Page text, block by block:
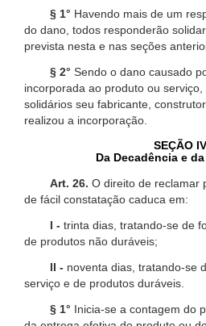
§ 1° Havendo mais de um
do dano, todos responderão
prevista nesta e nas seções
§ 2° Sendo o dano causado
incorporada ao produto ou
solidários seu fabricante,
realizou a incorporação.
SEÇÃO IV
Da Decadência e
Art. 26. O direito de reclamar
de fácil constatação caduca em:
I - trinta dias, tratando-se de
de produtos não duráveis;
II - noventa dias, tratando-se
serviço e de produtos duráveis.
§ 1° Inicia-se a contagem do